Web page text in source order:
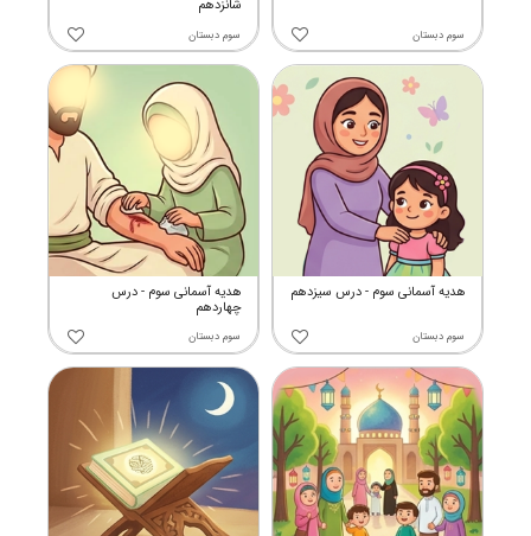
شانزدهم
سوم دبستان سوم دبستان
هدیه آسمانی سوم - درس
چهاردهم
سوم دبستان
هدیه آسمانی سوم - درس سیزدهم
سوم دبستان